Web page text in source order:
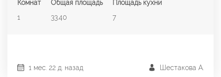
Комнат
1
Общая площадь
33.40
Площадь кухни
7
Шестакова А.
1 мес. 22 д. назад